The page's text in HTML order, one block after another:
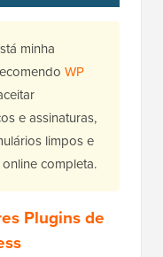
minha
WP
e assinaturas,
limpos e
completa.
Plugins de